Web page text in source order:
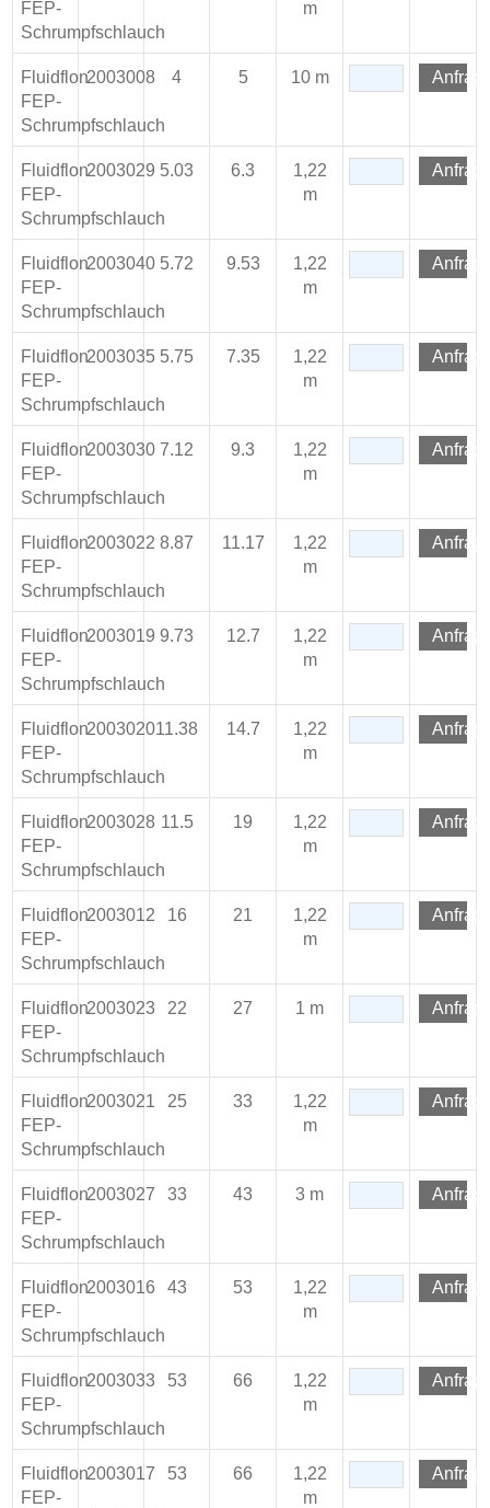
FEP-
Schrumpfschlauch
m
Fluidflon
FEP-
Schrumpfschlauch
2003008 4 5 10 m
Fluidflon
FEP-
Schrumpfschlauch
2003029 5.03 6.3
1,22
m
Fluidflon
FEP-
Schrumpfschlauch
2003040 5.72 9.53
1,22
m
Fluidflon
FEP-
Schrumpfschlauch
2003035 5.75 7.35
1,22
m
Fluidflon
FEP-
Schrumpfschlauch
2003030 7.12 9.3
1,22
m
Fluidflon
FEP-
Schrumpfschlauch
2003022 8.87 11.17
1,22
m
Fluidflon
FEP-
Schrumpfschlauch
2003019 9.73 12.7
1,22
m
Fluidflon
FEP-
Schrumpfschlauch
200302011.38 14.7
1,22
m
Fluidflon
FEP-
Schrumpfschlauch
2003028 11.5 19
1,22
m
Fluidflon
FEP-
Schrumpfschlauch
2003012 16 21
1,22
m
Fluidflon
FEP-
Schrumpfschlauch
2003023 22 27 1 m
Fluidflon
FEP-
Schrumpfschlauch
2003021 25 33
1,22
m
Fluidflon
FEP-
Schrumpfschlauch
2003027 33 43 3 m
Fluidflon
FEP-
Schrumpfschlauch
2003016 43 53
1,22
m
Fluidflon
FEP-
Schrumpfschlauch
2003033 53 66
1,22
m
Fluidflon
FEP-
2003017 53 66
1,22
m